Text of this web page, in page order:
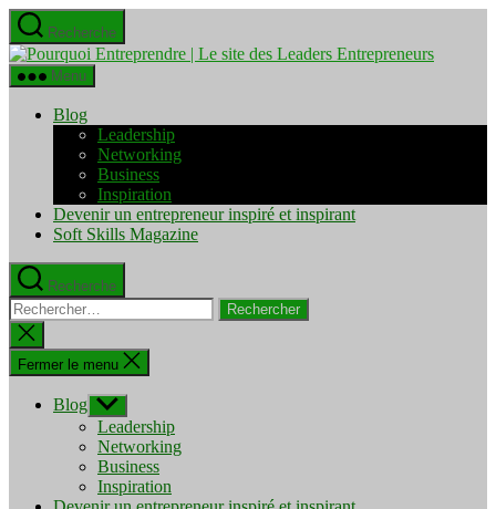
Aller
au
contenu
Recherche
Pourquoi
Menu
Blog
Leadership
Networking
Business
Inspiration
Devenir un entrepreneur inspiré et inspirant
Soft Skills Magazine
Recherche
Rechercher :
Fermer
la
recherche
Fermer le menu
Blog Afficher
le
sous-
menu
Leadership
Networking
Business
Inspiration